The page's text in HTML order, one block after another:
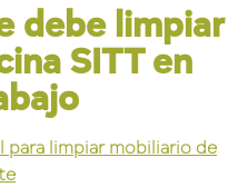
debe limpiar
SITT en